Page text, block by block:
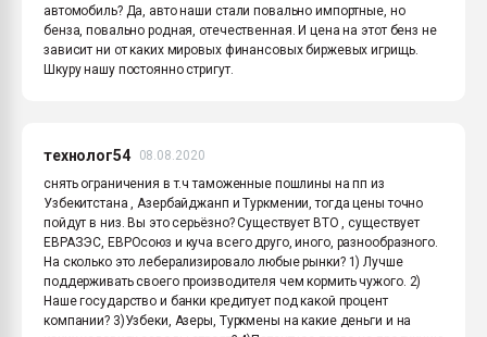
автомобиль? Да, авто наши стали повально импортные, но
бенза, повально родная, отечественная. И цена на этот бенз не
зависит ни от каких мировых финансовых биржевых игрищь.
Шкуру нашу постоянно стригут.
технолог54
08.08.2020
снять ограничения в т.ч таможенные пошлины на пп из
Узбекитстана , Азербайджанп и Туркмении, тогда цены точно
пойдут в низ. Вы это серьёзно? Существует ВТО , существует
ЕВРАЗЭС, ЕВРОсоюз и куча всего друго, иного, разнообразного.
На сколько это леберализировало любые рынки? 1) Лучше
поддерживать своего производителя чем кормить чужого. 2)
Наше государство и банки кредитует под какой процент
компании? 3)Узбеки, Азеры, Туркмены на какие деньги и на